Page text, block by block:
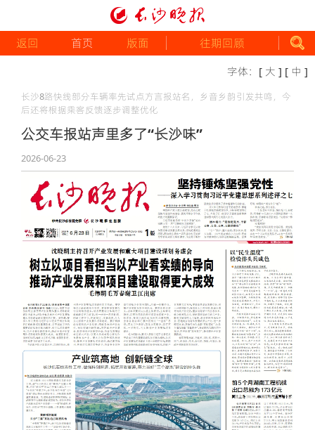
返回 首页 版面 往期回顾
字体： [ 大 ] [ 中 ]
长沙8路快线部分车辆率先试点方言报站名，乡音乡韵引发共鸣，今
后还将根据乘客反馈逐步调整优化
公交车报站声里多了“长沙味”
2026-06-23